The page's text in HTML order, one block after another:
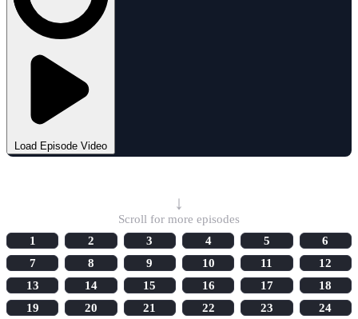
Load Episode Video
↓
Scroll for more episodes
1
2 3 4 5
6
7
8 9 10 11
12
13
14 15 16 17
18
19
20 21 22 23
24